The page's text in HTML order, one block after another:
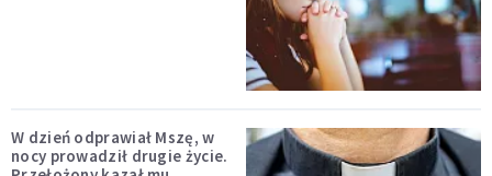
W dzień odprawiał Mszę, w
nocy prowadził drugie życie.